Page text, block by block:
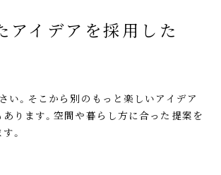
アイデアを採用した
い。そこから別のもっと楽しいアイデア
ります。空間や暮らし方に合った提案を
。